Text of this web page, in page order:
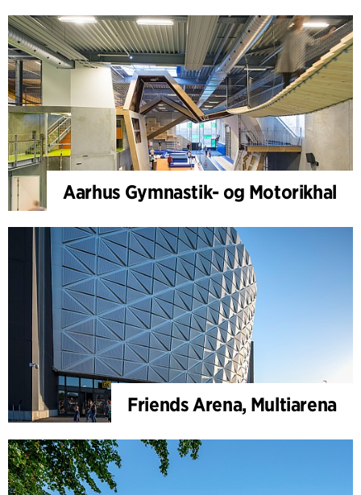
Aarhus Gymnastik- og Motorikhal
Friends Arena, Multiarena